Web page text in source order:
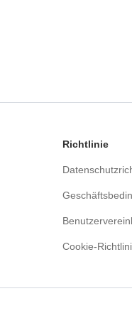
Richtlinie
Cookie-